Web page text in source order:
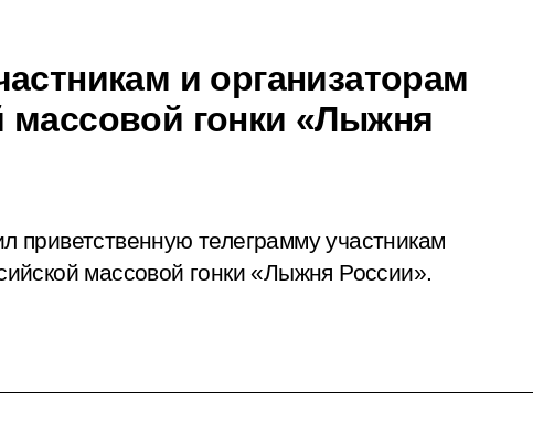
и организаторам
массовой гонки «Лыжня
приветственную телеграмму участникам
массовой гонки «Лыжня России».